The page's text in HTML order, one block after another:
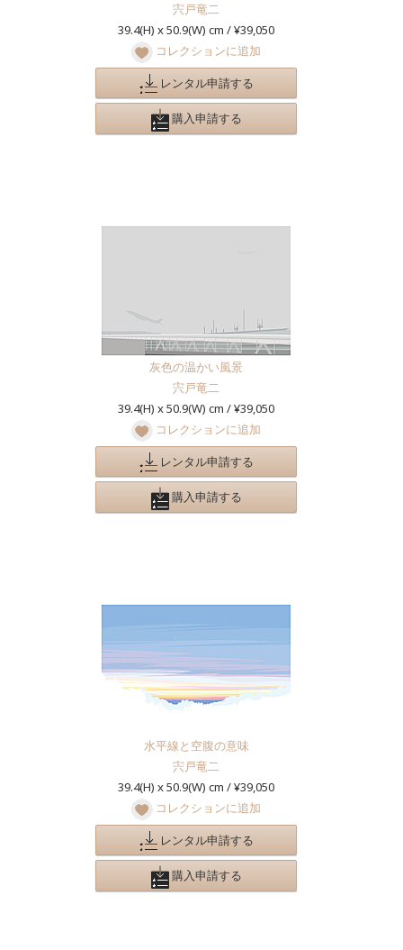
宍戸竜二
39.4(H) x 50.9(W) cm / ¥39,050
コレクションに追加
レンタル申請する
購入申請する
灰色の温かい風景
宍戸竜二
39.4(H) x 50.9(W) cm / ¥39,050
コレクションに追加
レンタル申請する
購入申請する
水平線と空腹の意味
宍戸竜二
39.4(H) x 50.9(W) cm / ¥39,050
コレクションに追加
レンタル申請する
購入申請する